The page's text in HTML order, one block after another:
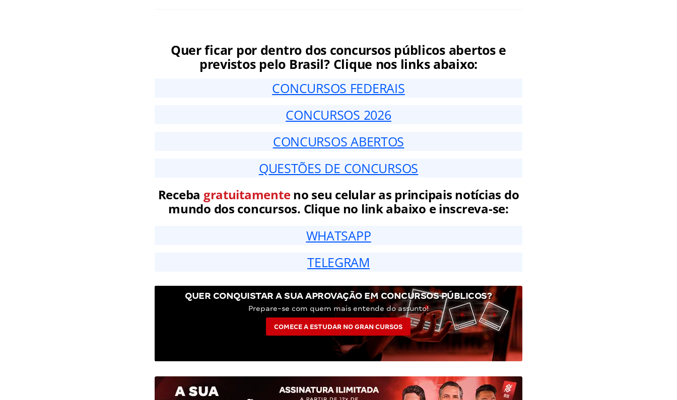
Quer ficar por dentro dos concursos públicos abertos e
previstos pelo Brasil? Clique nos links abaixo:
CONCURSOS FEDERAIS
CONCURSOS 2026
CONCURSOS ABERTOS
QUESTÕES DE CONCURSOS
Receba gratuitamenteno seu celular as principais notícias do
mundo dos concursos. Clique no link abaixo e inscreva-se:
WHATSAPP
TELEGRAM
QUER CONQUISTAR A SUA APROVAÇÃO EM CONCURSOS PÚBLICOS?
Prepare-se com quem mais entende do assunto!
COMECE A ESTUDAR NO GRAN CURSOS